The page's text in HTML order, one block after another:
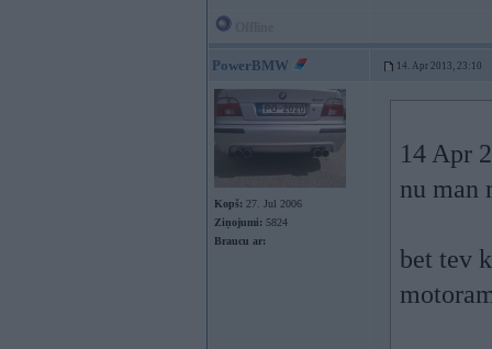
PowerBMW 14. Apr 2013, 23:10
Kopš: 27. Jul 2006
Ziņojumi: 5824
Braucu ar:
14 Apr
nu man
bet tev